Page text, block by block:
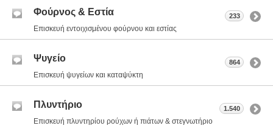
Φούρνος & Εστία
Επισκευή εντοιχισμένου φούρνου και εστίας
233
Ψυγείο
Επισκευή ψυγείων και καταψύκτη
864
Πλυντήριο
Επισκευή πλυντηρίου ρούχων ή πιάτων & στεγνωτήριο
1.540